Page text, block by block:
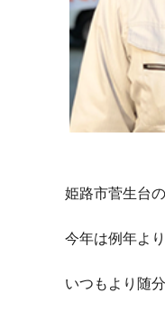
姫路市菅生台
今年は例年よ
いつもより随